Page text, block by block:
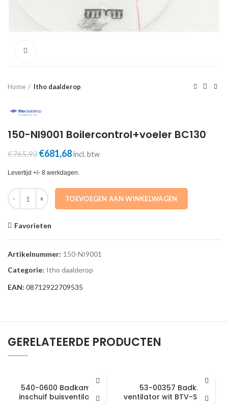
Home Itho daalderop
150-NI9001 Boilercontrol+voeler BC130
€765,93 Oorspronkelijke
was:
€681,68Huidige
is:
incl. btw
Levertijd +/- 8 werkdagen.
150-NI9001 Boilercontrol+voeler BC130 aantal
TOEVOEGEN AAN WINKELWAGEN
Favorieten
Artikelnummer: 150-NI9001
Categorie: Itho daalderop
EAN: 08712922709535
GERELATEERDE PRODUCTEN
540-0600 Badkamer
inschuif buisventilator
53-00357 Badk.
ventilator wit BTV-SSST-